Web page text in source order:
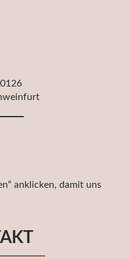
anklicken, damit uns